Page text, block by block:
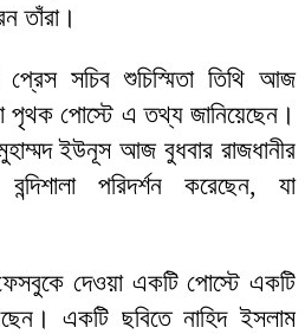
তাঁরা।
প্রেস সচিব শুচিস্মিতা তিথি আজ
পৃথক পোস্টে এ তথ্য জানিয়েছেন।
ইউনূস আজ বুধবার রাজধানীর
পরিদর্শন করেছেন, যা
দেওয়া একটি পোস্টে একটি
একটি ছবিতে নাহিদ ইসলাম